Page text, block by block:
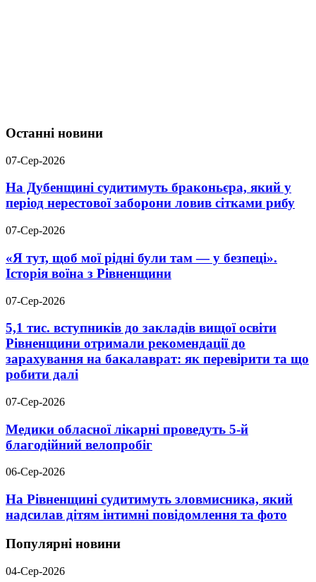
Останні новини
07-Сер-2026
На Дубенщині судитимуть браконьєра, який у
період нерестової заборони ловив сітками рибу
07-Сер-2026
«Я тут, щоб мої рідні були там — у безпеці».
Історія воїна з Рівненщини
07-Сер-2026
5,1 тис. вступників до закладів вищої освіти
Рівненщини отримали рекомендації до
зарахування на бакалаврат: як перевірити та що
робити далі
07-Сер-2026
Медики обласної лікарні проведуть 5-й
благодійний велопробіг
06-Сер-2026
На Рівненщині судитимуть зловмисника, який
надсилав дітям інтимні повідомлення та фото
Популярні новини
04-Сер-2026